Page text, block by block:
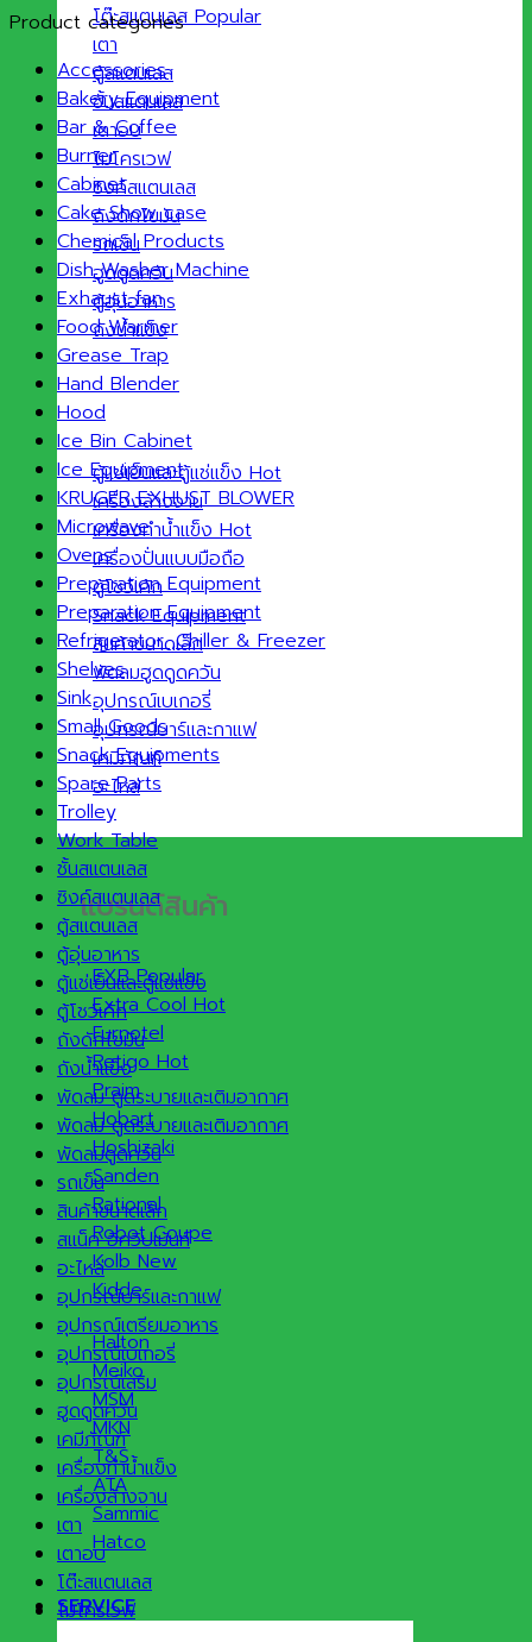
โต๊ะสแตนเลส
เตา
ตู้สแตนเลส
ชั้นสแตนเลส
เตาอบ
ไมโครเวฟ
ซิงค์สแตนเลส
ถังดักไขมัน
รถเข็น
ฮูดดูดควัน
ตู้อุ่นอาหาร
ถังน้ำแข็ง
ตู้แช่เย็นและตู้แช่แข็ง
เครื่องล้างจาน
เครื่องทำน้ำแข็ง
เครื่องปั่นแบบมือถือ
ตู้โชว์เค้ก
Snack Equipment
สินค้าขนาดเล็ก
พัดลมฮูดดูดควัน
อุปกรณ์เบเกอรี่
อุปกรณ์บาร์และกาแฟ
เคมีภัณฑ์
อะไหล่
แบรนด์สินค้า
EXB
Extra Cool
Furnotel
Retigo
Praim
Hobart
Hoshizaki
Sanden
Rational
Robot Coupe
Kolb
Kidde
Halton
Meiko
MSM
MKN
T&S
ATA
Sammic
Hatco
SERVICE
Product categories
Accessories
Bakery Equipment
Bar & Coffee
Burner
Cabinet
Cake Show case
Chemical Products
Dish Washer Machine
Exhaust fan
Food Warmer
Grease Trap
Hand Blender
Hood
Ice Bin Cabinet
Ice Equipment
KRUGER EXHUST BLOWER
Microwave
Ovens
Preparation Equipment
Preparation Equipment
Refrigerator ,Chiller & Freezer
Shelves
Sink
Small Goods
Snack Equipments
Spare Parts
Trolley
Work Table
ชั้นสแตนเลส
ซิงค์สแตนเลส
ตู้สแตนเลส
ตู้อุ่นอาหาร
ตู้แช่เย็นและตู้แช่แข็ง
ตู้โชว์เค้ก
ถังดักไขมัน
ถังน้ำแข็ง
พัดลม ดูดระบายและเติมอากาศ
พัดลม ดูดระบายและเติมอากาศ
พัดลมดูดควัน
รถเข็น
สินค้าขนาดเล็ก
สแน็ค อีควิปเม้นท์
อะไหล่
อุปกรณ์บาร์และกาแฟ
อุปกรณ์เตรียมอาหาร
อุปกรณ์เบเกอรี่
อุปกรณ์เสริม
ฮูดดูดควัน
เคมีภัณฑ์
เครื่องทำน้ำแข็ง
เครื่องล้างจาน
เตา
เตาอบ
โต๊ะสแตนเลส
ไมโครเวฟ